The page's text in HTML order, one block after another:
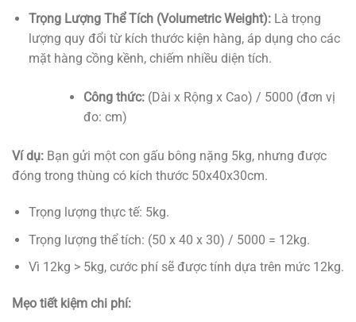
Trọng Lượng Thể Tích (Volumetric Weight):Là trọng
lượng quy đổi từ kích thước kiện hàng, áp dụng cho các
mặt hàng cồng kềnh, chiếm nhiều diện tích.
Công thức: (Dài x Rộng x Cao) / 5000 (đơn vị
đo: cm)
Ví dụ: Bạn gửi một con gấu bông nặng 5kg, nhưng được
đóng trong thùng có kích thước 50x40x30cm.
Trọng lượng thực tế: 5kg.
Trọng lượng thể tích: (50 x 40 x 30) / 5000 = 12kg.
Vì 12kg > 5kg, cước phí sẽ được tính dựa trên mức 12kg.
Mẹo tiết kiệm chi phí: